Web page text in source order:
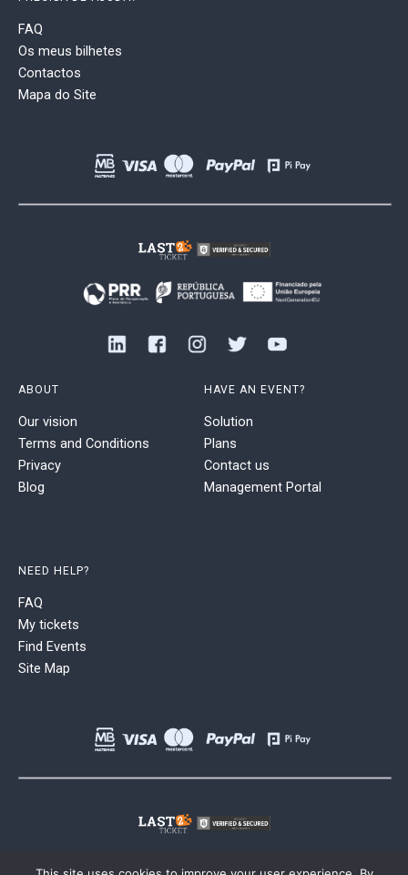
FAQ
Os meus bilhetes
Contactos
Mapa do Site
ABOUT
Our vision
Terms and Conditions
Privacy
Blog
HAVE AN EVENT?
Solution
Plans
Contact us
Management Portal
NEED HELP?
FAQ
My tickets
Find Events
Site Map